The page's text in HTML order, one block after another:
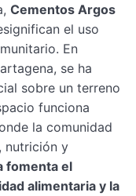
Cementos Argos
el uso
En
se ha
sobre un terreno
funciona
la comunidad
nutrición y
fomenta el
alimentaria y la